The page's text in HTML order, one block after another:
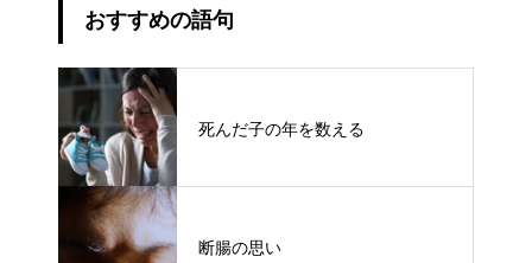
おすすめの語句
死んだ子の年を数える
断腸の思い